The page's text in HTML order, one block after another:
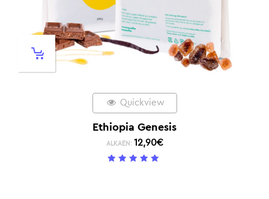
Quickview
Ethiopia Genesis
ALKAEN: 12,90€